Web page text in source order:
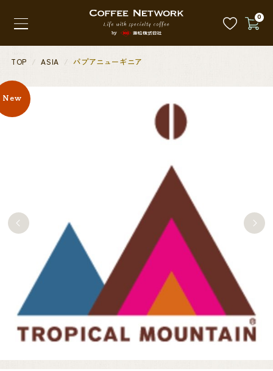
0
TOP ASIA パプアニューギニア
New